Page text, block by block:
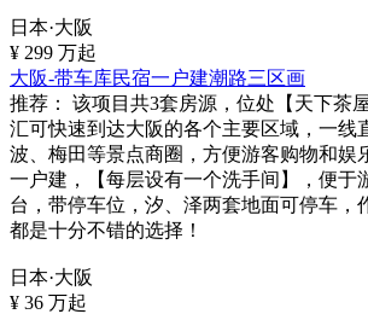
日本·大阪
¥ 299 万起
大阪-带车库民宿一户建潮路三区画
推荐：
该项目共3套房源，位处【天下茶
汇可快速到达大阪的各个主要区域，一线
波、梅田等景点商圈，方便游客购物和娱
一户建，【每层设有一个洗手间】，便于
台，带停车位，汐、泽两套地面可停车，
都是十分不错的选择！
日本·大阪
¥ 36 万起